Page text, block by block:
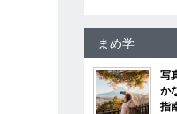
まめ学
写
か
指